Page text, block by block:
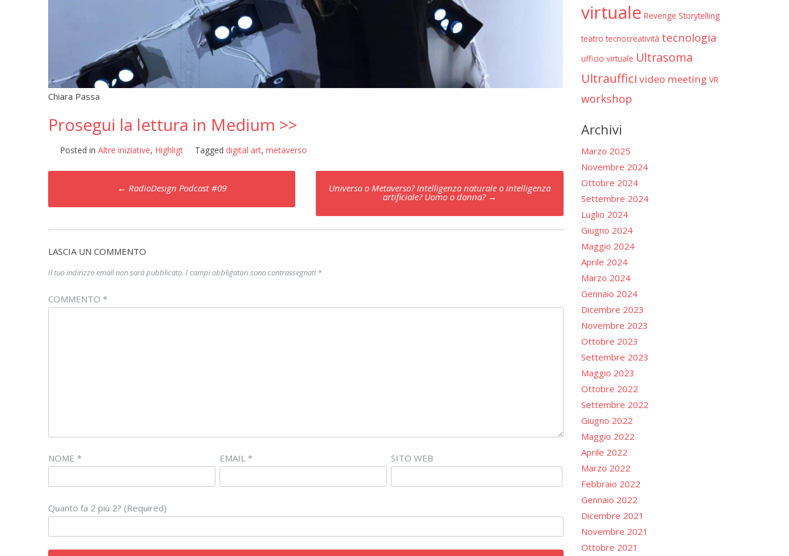
Chiara Passa
Prosegui la lettura in Medium >>
Posted in Altre iniziative, Highligt Tagged digital art, metaverso
Post
navigation
← RadioDesign Podcast #09 Universo o Metaverso? Intelligenza naturale o intelligenza
artificiale? Uomo o donna? →
LASCIA UN COMMENTO
Il tuo indirizzo email non sarà pubblicato. I campi obbligatori sono contrassegnati*
COMMENTO *
NOME * EMAIL* SITO WEB
Quanto fa 2 più 2? (Required)
virtuale Revenge Storytelling
teatro tecnocreatività tecnologia
ufficio virtuale Ultrasoma
Ultrauffici video meeting VR
workshop
Archivi
Marzo 2025
Novembre 2024
Ottobre 2024
Settembre 2024
Luglio 2024
Giugno 2024
Maggio 2024
Aprile 2024
Marzo 2024
Gennaio 2024
Dicembre 2023
Novembre 2023
Ottobre 2023
Settembre 2023
Maggio 2023
Ottobre 2022
Settembre 2022
Giugno 2022
Maggio 2022
Aprile 2022
Marzo 2022
Febbraio 2022
Gennaio 2022
Dicembre 2021
Novembre 2021
Ottobre 2021